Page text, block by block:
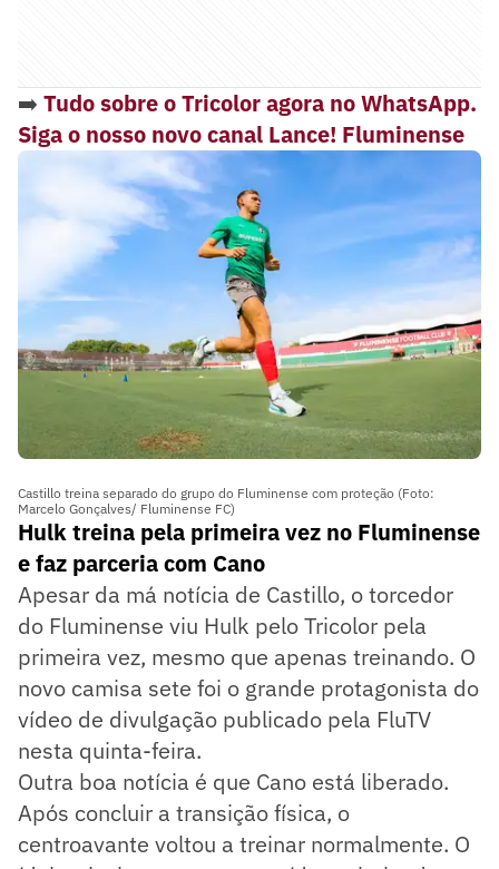
➡️ Tudo sobre o Tricolor agora no WhatsApp.
Siga o nosso novo canal Lance! Fluminense
Castillo treina separado do grupo do Fluminense com proteção (Foto:
Marcelo Gonçalves/ Fluminense FC)
Hulk treina pela primeira vez no Fluminense
e faz parceria com Cano
Apesar da má notícia de Castillo, o torcedor
do Fluminense viu Hulk pelo Tricolor pela
primeira vez, mesmo que apenas treinando. O
novo camisa sete foi o grande protagonista do
vídeo de divulgação publicado pela FluTV
nesta quinta-feira.
Outra boa notícia é que Cano está liberado.
Após concluir a transição física, o
centroavante voltou a treinar normalmente. O